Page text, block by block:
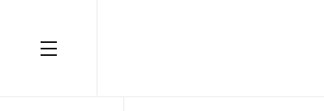
OFF CANVAS